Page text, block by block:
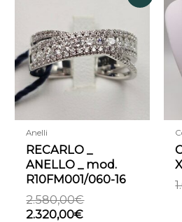
Anelli
RECARLO _
ANELLO _ mod.
R10FM001/060-16
2.580,00€
era:
2.580,00€.
2.320,00€
è:
2.320,00€.